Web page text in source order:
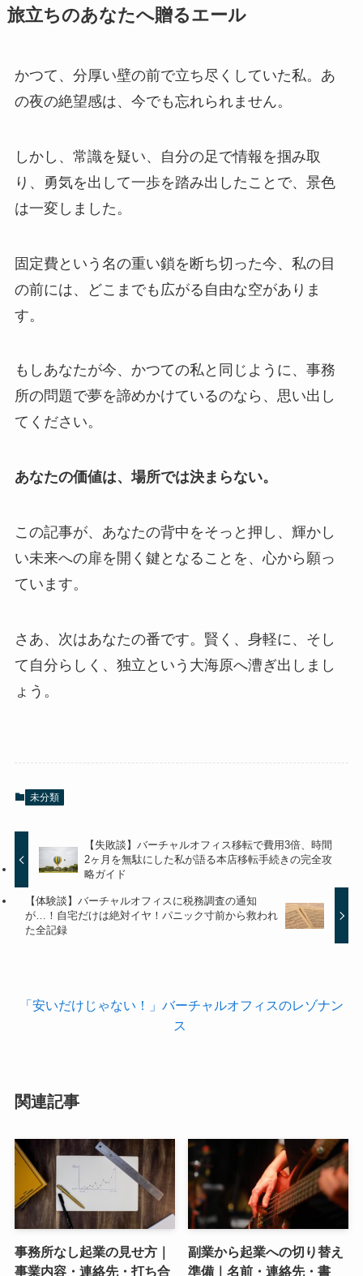
旅立ちのあなたへ贈るエール
かつて、分厚い壁の前で立ち尽くしていた私。あ
の夜の絶望感は、今でも忘れられません。
しかし、常識を疑い、自分の足で情報を掴み取
り、勇気を出して一歩を踏み出したことで、景色
は一変しました。
固定費という名の重い鎖を断ち切った今、私の目
の前には、どこまでも広がる自由な空がありま
す。
もしあなたが今、かつての私と同じように、事務
所の問題で夢を諦めかけているのなら、思い出し
てください。
あなたの価値は、場所では決まらない。
この記事が、あなたの背中をそっと押し、輝かし
い未来への扉を開く鍵となることを、心から願っ
ています。
さあ、次はあなたの番です。賢く、身軽に、そし
て自分らしく、独立という大海原へ漕ぎ出しまし
ょう。
未分類
【失敗談】バーチャルオフィス移転で費用3倍、時間
2ヶ月を無駄にした私が語る本店移転手続きの完全攻
略ガイド
【体験談】バーチャルオフィスに税務調査の通知
が…！自宅だけは絶対イヤ！パニック寸前から救われ
た全記録
「安いだけじゃない！」バーチャルオフィスのレゾナン
ス
関連記事
事務所なし起業の見せ方｜
事業内容・連絡先・打ち合
副業から起業への切り替え
準備｜名前・連絡先・書